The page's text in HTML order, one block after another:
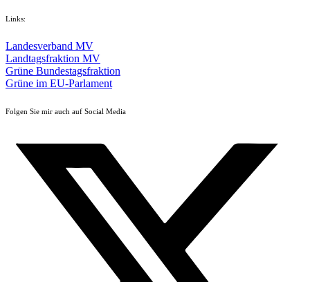
Links:
Landesverband MV
Landtagsfraktion MV
Grüne Bundestagsfraktion
Grüne im EU-Parlament
Folgen Sie mir auch auf Social Media